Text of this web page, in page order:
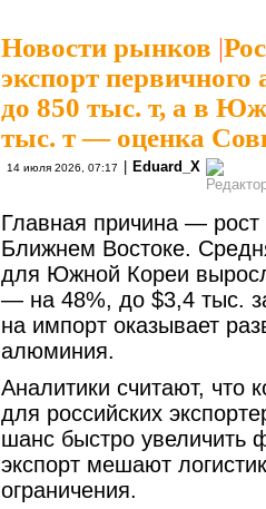
Новости рынков |
экспорт
до 850 тыс. т, а в
тыс. т — оценка
14 июля 2026, 07:17 Eduard_X
Главная причина —
Ближнем Востоке.
для Южной Кореи
— на 48%, до $3,4 тыс.
на импорт оказывает
алюминия.
Аналитики считают, что
для российских
шанс быстро увеличить
экспорт мешают
ограничения.